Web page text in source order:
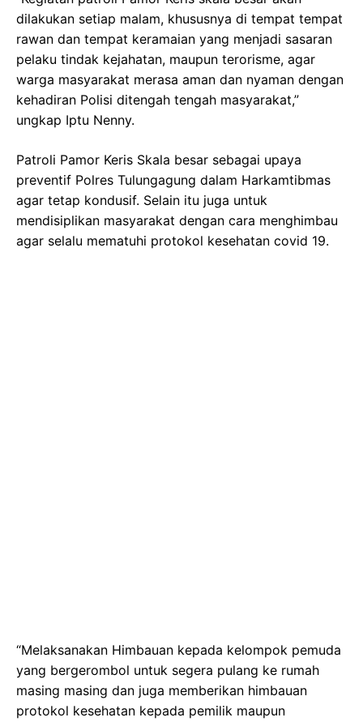
dilakukan setiap malam, khususnya di tempat tempat
rawan dan tempat keramaian yang menjadi sasaran
pelaku tindak kejahatan, maupun terorisme, agar
warga masyarakat merasa aman dan nyaman dengan
kehadiran Polisi ditengah tengah masyarakat,”
ungkap Iptu Nenny.
Patroli Pamor Keris Skala besar sebagai upaya
preventif Polres Tulungagung dalam Harkamtibmas
agar tetap kondusif. Selain itu juga untuk
mendisiplikan masyarakat dengan cara menghimbau
agar selalu mematuhi protokol kesehatan covid 19.
“Melaksanakan Himbauan kepada kelompok pemuda
yang bergerombol untuk segera pulang ke rumah
masing masing dan juga memberikan himbauan
protokol kesehatan kepada pemilik maupun